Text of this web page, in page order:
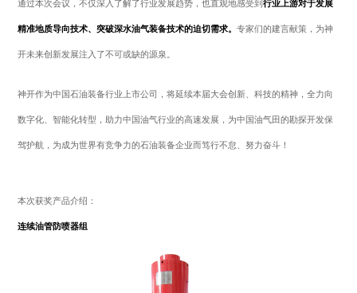
通过本次会议，不仅深入了解了行业发展趋势，也直观地感受到行业上游对于发展
精准地质导向技术、突破深水油气装备技术的迫切需求。专家们的建言献策，为神
开未来创新发展注入了不可或缺的源泉。
神开作为中国石油装备行业上市公司，将延续本届大会创新、科技的精神，全力向
数字化、智能化转型，助力中国油气行业的高速发展，为中国油气田的勘探开发保
驾护航，为成为世界有竞争力的石油装备企业而笃行不怠、努力奋斗！
本次获奖产品介绍：
连续油管防喷器组